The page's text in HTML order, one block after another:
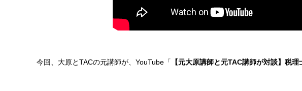
今回、大原とTACの元講師が、YouTube 「 【元大原講師と元TAC講師が対談】税